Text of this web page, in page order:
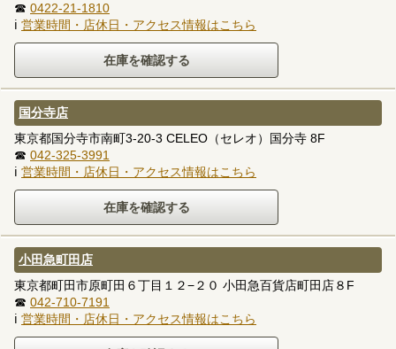
☎ 0422-21-1810
ℹ 営業時間・店休日・アクセス情報はこちら
国分寺店
東京都国分寺市南町3-20-3 CELEO（セレオ）国分寺 8F
☎ 042-325-3991
ℹ 営業時間・店休日・アクセス情報はこちら
小田急町田店
東京都町田市原町田６丁目１２−２０ 小田急百貨店町田店８F
☎ 042-710-7191
ℹ 営業時間・店休日・アクセス情報はこちら